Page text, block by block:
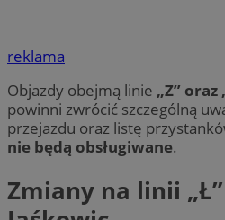
reklama
Objazdy obejmą linie „Z” oraz
powinni zwrócić szczególną
przejazdu oraz listę
nie będą obsługiwane.
Zmiany na linii